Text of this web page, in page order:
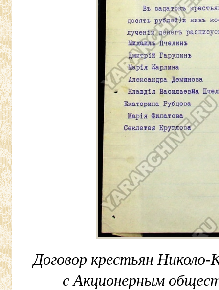
Договор крестьян Николо-
с Акционерным